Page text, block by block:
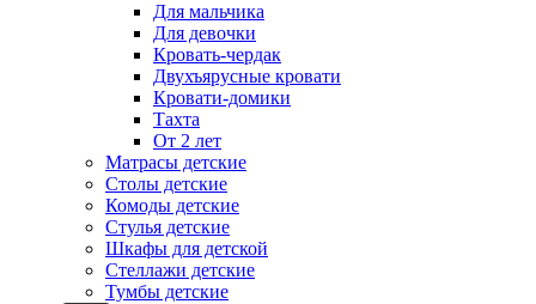
Для мальчика
Для девочки
Кровать-чердак
Двухъярусные кровати
Кровати-домики
Тахта
От 2 лет
Матрасы детские
Столы детские
Комоды детские
Стулья детские
Шкафы для детской
Стеллажи детские
Тумбы детские